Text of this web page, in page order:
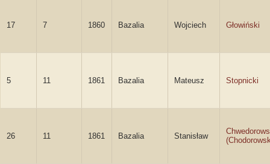
17 7 1860 Bazalia Wojciech Głowiński
5 11 1861 Bazalia Mateusz Stopnicki
26 11 1861 Bazalia Stanisław